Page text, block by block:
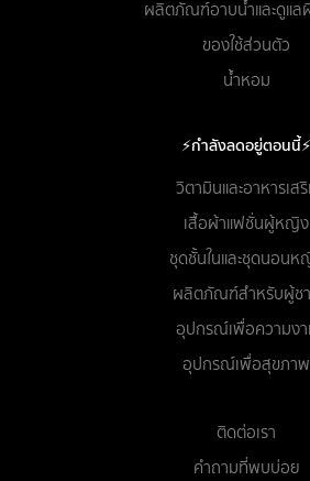
ผลิตภัณฑ์อาบน้ำและดูแล
ของใช้ส่วนตัว
น้ำหอม
⚡กำลังลดอยู่ตอนนี้⚡
วิตามินและอาหารเส
เสื้อผ้าแฟชั่นผู้หญิง
ชุดชั้นในและชุดนอนห
ผลิตภัณฑ์สำหรับผู้ช
อุปกรณ์เพื่อความง
อุปกรณ์เพื่อสุขภาพ
ติดต่อเรา
คำถามที่พบบ่อย